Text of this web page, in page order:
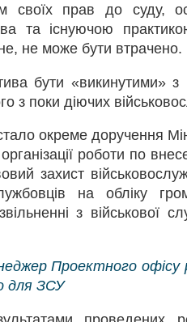
своїх прав до суду,
та існуючою
не може бути втрачено.
бути «викинутими» з
з поки діючих
окреме доручення
роботи по
захист
на обліку
з військової
Проектного
для ЗСУ